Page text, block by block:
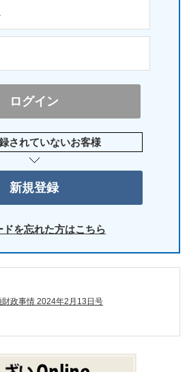
されていないお客様
ドを忘れた方はこちら
財政事情 2024年2月13日号